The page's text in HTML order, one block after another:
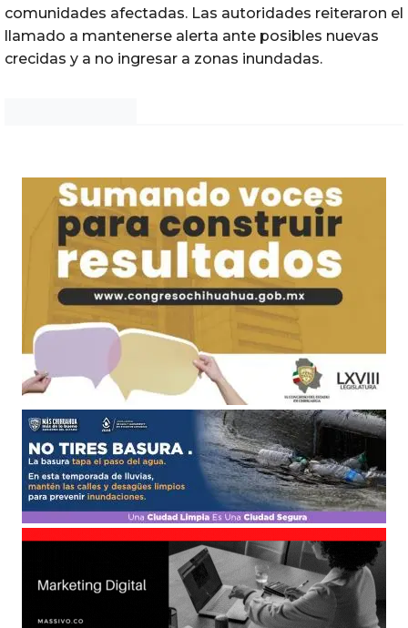
comunidades afectadas. Las autoridades reiteraron el
llamado a mantenerse alerta ante posibles nuevas
crecidas y a no ingresar a zonas inundadas.